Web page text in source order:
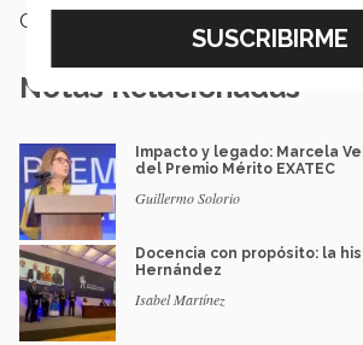
Categoría:
Notas Relacionadas
Impacto y legado: Marcela
del Premio Mérito EXATEC
Guillermo Solorio
Docencia con propósito: la
Hernández
Isabel Martínez